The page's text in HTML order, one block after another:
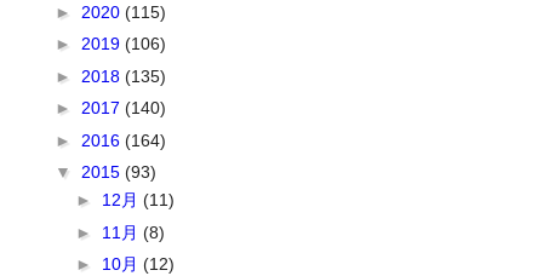
► 2020(115)
► 2019(106)
► 2018(135)
► 2017(140)
► 2016(164)
▼ 2015(93)
► 12月(11)
► 11月(8)
► 10月(12)